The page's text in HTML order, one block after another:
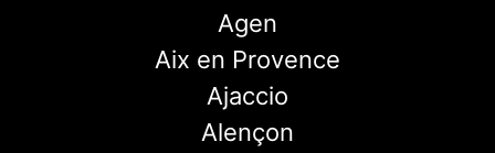
Agen
Aix en Provence
Ajaccio
Alençon